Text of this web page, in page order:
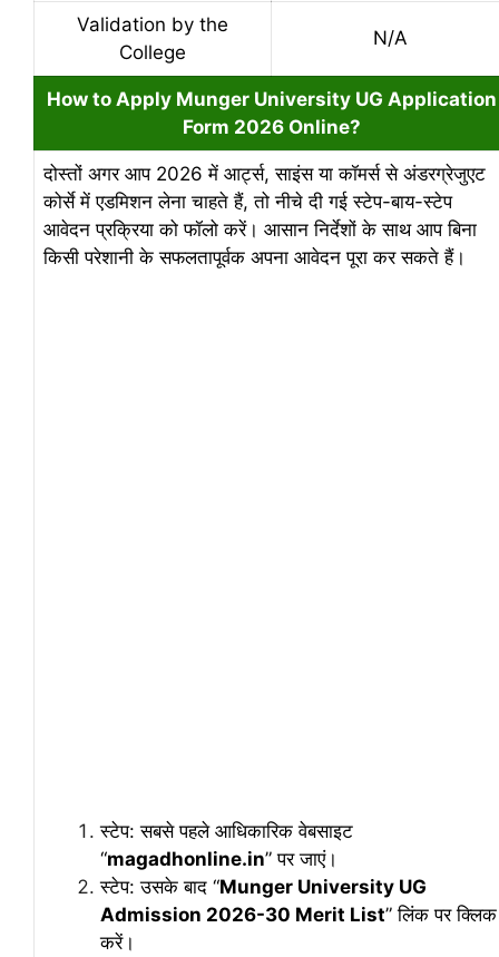
Validation by the
College
N/A
How to Apply Munger University UG Application
Form 2026 Online?
दोस्तों अगर आप 2026 में आर्ट्स, साइंस या कॉमर्स से अंडरग्रेजुएट
कोर्से में एडमिशन लेना चाहते हैं, तो नीचे दी गई स्टेप-बाय-स्टेप
आवेदन प्रक्रिया को फॉलो करें। आसान निर्देशों के साथ आप बिना
किसी परेशानी के सफलतापूर्वक अपना आवेदन पूरा कर सकते हैं।
स्टेप: सबसे पहले आधिकारिक वेबसाइट
“magadhonline.in” पर जाएं।
स्टेप: उसके बाद “Munger University UG
Admission 2026-30 Merit List” लिंक पर क्लिक
करें।